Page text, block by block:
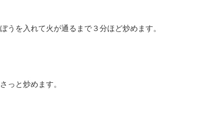
うを入れて火が通るまで３分ほど炒めます。
っと炒めます。